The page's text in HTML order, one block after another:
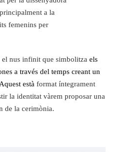
a la
femenins per
nus infinit que simbolitza els
a través del temps creant un
Aquest està format íntegrament
la identitat vàrem proposar una
de la cerimònia.